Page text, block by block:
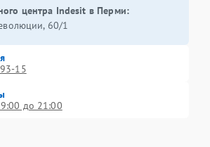
центра Indesit в Перми:
60/1
15
до 21:00